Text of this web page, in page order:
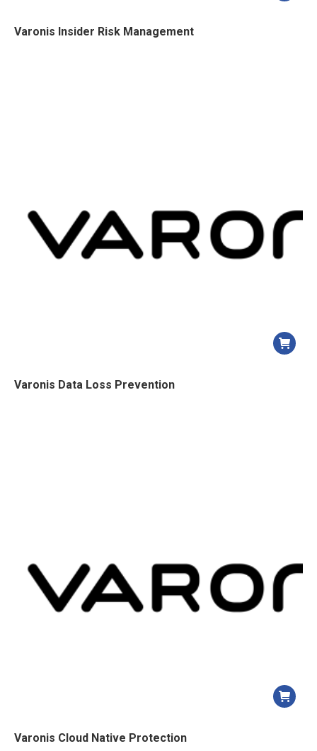
Varonis Insider Risk Management
Varonis Data Loss Prevention
Varonis Cloud Native Protection